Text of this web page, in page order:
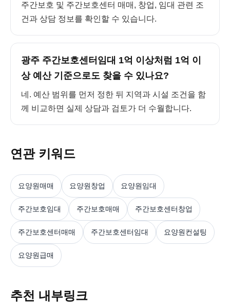
주간보호 및 주간보호센터 매매, 창업, 임대 관련 조
건과 상담 정보를 확인할 수 있습니다.
광주 주간보호센터임대 1억 이상처럼 1억 이
상 예산 기준으로도 찾을 수 있나요?
네. 예산 범위를 먼저 정한 뒤 지역과 시설 조건을 함
께 비교하면 실제 상담과 검토가 더 수월합니다.
연관 키워드
요양원매매 요양원창업 요양원임대
주간보호임대 주간보호매매 주간보호센터창업
주간보호센터매매 주간보호센터임대 요양원컨설팅
요양원급매
추천 내부링크